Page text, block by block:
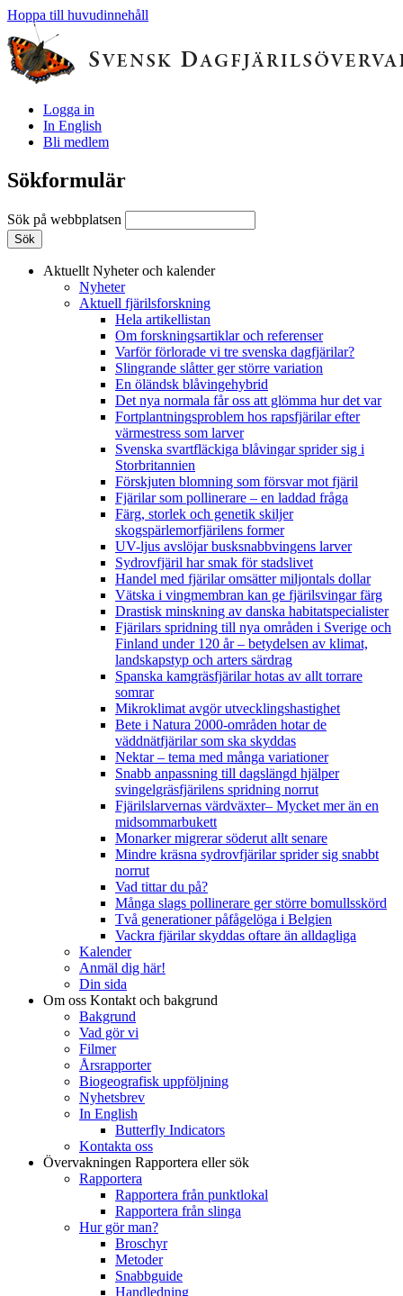
Hoppa till huvudinnehåll
Logga in
In English
Bli medlem
Sökformulär
Sök på webbplatsen
Aktuellt Nyheter och kalender
Nyheter
Aktuell fjärilsforskning
Hela artikellistan
Om forskningsartiklar och referenser
Varför förlorade vi tre svenska dagfjärilar?
Slingrande slåtter ger större variation
En öländsk blåvingehybrid
Det nya normala får oss att glömma hur det var
Fortplantningsproblem hos rapsfjärilar efter
värmestress som larver
Svenska svartfläckiga blåvingar sprider sig i
Storbritannien
Förskjuten blomning som försvar mot fjäril
Fjärilar som pollinerare – en laddad fråga
Färg, storlek och genetik skiljer
skogspärlemorfjärilens former
UV-ljus avslöjar busksnabbvingens larver
Sydrovfjäril har smak för stadslivet
Handel med fjärilar omsätter miljontals dollar
Vätska i vingmembran kan ge fjärilsvingar färg
Drastisk minskning av danska habitatspecialister
Fjärilars spridning till nya områden i Sverige och
Finland under 120 år– betydelsen av klimat,
landskapstyp och arters särdrag
Spanska kamgräsfjärilar hotas av allt torrare
somrar
Mikroklimat avgör utvecklingshastighet
Bete i Natura 2000-områden hotar de
väddnätfjärilar som ska skyddas
Nektar – tema med många variationer
Snabb anpassning till dagslängd hjälper
svingelgräsfjärilens spridning norrut
Fjärilslarvernas värdväxter– Mycket mer än en
midsommarbukett
Monarker migrerar söderut allt senare
Mindre kräsna sydrovfjärilar sprider sig snabbt
norrut
Vad tittar du på?
Många slags pollinerare ger större bomullsskörd
Två generationer påfågelöga i Belgien
Vackra fjärilar skyddas oftare än alldagliga
Kalender
Anmäl dig här!
Din sida
Om oss Kontakt och bakgrund
Bakgrund
Vad gör vi
Filmer
Årsrapporter
Biogeografisk uppföljning
Nyhetsbrev
In English
Butterfly Indicators
Kontakta oss
Övervakningen Rapportera eller sök
Rapportera
Rapportera från punktlokal
Rapportera från slinga
Hur gör man?
Broschyr
Metoder
Snabbguide
Handledning